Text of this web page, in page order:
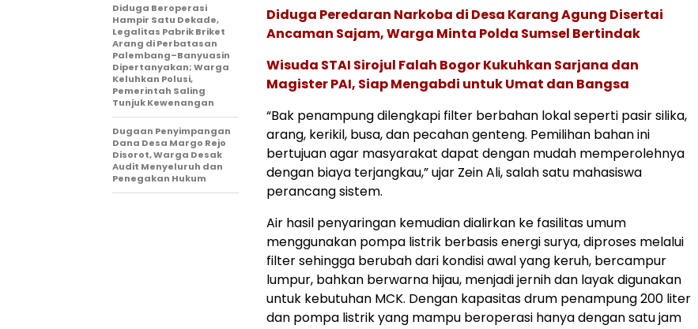
Diduga Peredaran Narkoba di Desa Karang Agung Disertai
Ancaman Sajam, Warga Minta Polda Sumsel Bertindak
Wisuda STAI Sirojul Falah Bogor Kukuhkan Sarjana dan
Magister PAI, Siap Mengabdi untuk Umat dan Bangsa
“Bak penampung dilengkapi filter berbahan lokal seperti pasir silika,
arang, kerikil, busa, dan pecahan genteng. Pemilihan bahan ini
bertujuan agar masyarakat dapat dengan mudah memperolehnya
dengan biaya terjangkau,” ujar Zein Ali, salah satu mahasiswa
perancang sistem.
Air hasil penyaringan kemudian dialirkan ke fasilitas umum
menggunakan pompa listrik berbasis energi surya, diproses melalui
filter sehingga berubah dari kondisi awal yang keruh, bercampur
lumpur, bahkan berwarna hijau, menjadi jernih dan layak digunakan
untuk kebutuhan MCK. Dengan kapasitas drum penampung 200 liter
dan pompa listrik yang mampu beroperasi hanya dengan satu jam
Diduga Beroperasi
Hampir Satu Dekade,
Legalitas Pabrik Briket
Arang di Perbatasan
Palembang–Banyuasin
Dipertanyakan; Warga
Keluhkan Polusi,
Pemerintah Saling
Tunjuk Kewenangan
Dugaan Penyimpangan
Dana Desa Margo Rejo
Disorot, Warga Desak
Audit Menyeluruh dan
Penegakan Hukum